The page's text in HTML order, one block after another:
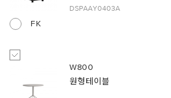
DSPAAY0403A
FK
W800
원형테이블